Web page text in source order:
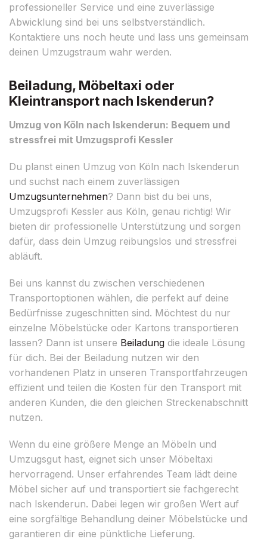
professioneller Service und eine zuverlässige
Abwicklung sind bei uns selbstverständlich.
Kontaktiere uns noch heute und lass uns gemeinsam
deinen Umzugstraum wahr werden.
Beiladung, Möbeltaxi oder
Kleintransport nach Iskenderun?
Umzug von Köln nach Iskenderun: Bequem und
stressfrei mit Umzugsprofi Kessler
Du planst einen Umzug von Köln nach Iskenderun
und suchst nach einem zuverlässigen
Umzugsunternehmen? Dann bist du bei uns,
Umzugsprofi Kessler aus Köln, genau richtig! Wir
bieten dir professionelle Unterstützung und sorgen
dafür, dass dein Umzug reibungslos und stressfrei
abläuft.
Bei uns kannst du zwischen verschiedenen
Transportoptionen wählen, die perfekt auf deine
Bedürfnisse zugeschnitten sind. Möchtest du nur
einzelne Möbelstücke oder Kartons transportieren
lassen? Dann ist unsere Beiladung die ideale Lösung
für dich. Bei der Beiladung nutzen wir den
vorhandenen Platz in unseren Transportfahrzeugen
effizient und teilen die Kosten für den Transport mit
anderen Kunden, die den gleichen Streckenabschnitt
nutzen.
Wenn du eine größere Menge an Möbeln und
Umzugsgut hast, eignet sich unser Möbeltaxi
hervorragend. Unser erfahrendes Team lädt deine
Möbel sicher auf und transportiert sie fachgerecht
nach Iskenderun. Dabei legen wir großen Wert auf
eine sorgfältige Behandlung deiner Möbelstücke und
garantieren dir eine pünktliche Lieferung.